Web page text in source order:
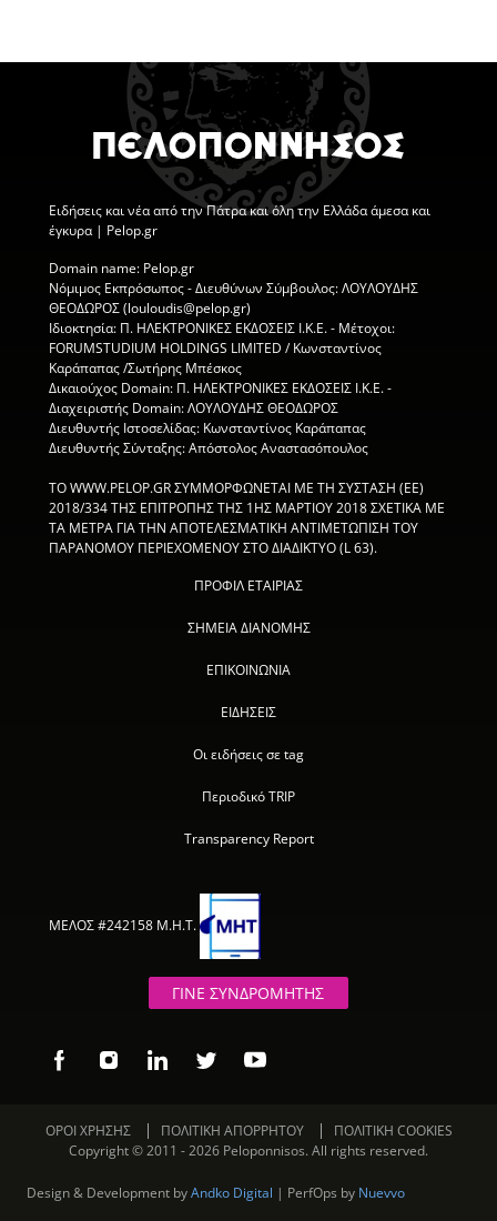
Ειδήσεις και νέα από τηνΠάτρακαι όλη την Ελλάδα άμεσα και
έγκυρα | Pelop.gr
Domain name: Pelop.gr
Νόμιμος Εκπρόσωπος - Διευθύνων Σύμβουλος: ΛΟΥΛΟΥΔΗΣ
ΘΕΟΔΩΡΟΣ (louloudis@pelop.gr)
Ιδιοκτησία: Π. ΗΛΕΚΤΡΟΝΙΚΕΣ ΕΚΔΟΣΕΙΣ Ι.Κ.Ε. - Μέτοχοι:
FORUMSTUDIUM HOLDINGS LIMITED / Κωνσταντίνος
Καράπαπας /Σωτήρης Μπέσκος
Δικαιούχος Domain: Π. ΗΛΕΚΤΡΟΝΙΚΕΣ ΕΚΔΟΣΕΙΣ Ι.Κ.Ε. -
Διαχειριστής Domain: ΛΟΥΛΟΥΔΗΣ ΘΕΟΔΩΡΟΣ
Διευθυντής Ιστοσελίδας: Κωνσταντίνος Καράπαπας
Διευθυντής Σύνταξης: Απόστολος Αναστασόπουλος
ΤΟ WWW.PELOP.GR ΣΥΜΜΟΡΦΩΝΕΤΑΙ ΜΕ ΤΗ ΣΥΣΤΑΣΗ (ΕΕ)
2018/334 ΤΗΣ ΕΠΙΤΡΟΠΗΣ ΤΗΣ 1ΗΣ ΜΑΡΤΙΟΥ 2018 ΣΧΕΤΙΚΑ ΜΕ
ΤΑ ΜΕΤΡΑ ΓΙΑ ΤΗΝ ΑΠΟΤΕΛΕΣΜΑΤΙΚΗ ΑΝΤΙΜΕΤΩΠΙΣΗ ΤΟΥ
ΠΑΡΑΝΟΜΟΥ ΠΕΡΙΕΧΟΜΕΝΟΥ ΣΤΟ ΔΙΑΔΙΚΤΥΟ (L 63).
ΠΡΟΦΙΛ ΕΤΑΙΡΙΑΣ
ΣΗΜΕΙΑ ΔΙΑΝΟΜΗΣ
ΕΠΙΚΟΙΝΩΝΙΑ
ΕΙΔΗΣΕΙΣ
Οι ειδήσεις σε tag
Περιοδικό TRIP
Transparency Report
ΓΙΝΕ ΣΥΝΔΡΟΜΗΤΗΣ
ΜΕΛΟΣ #242158 Μ.Η.Τ.
ΟΡΟΙ ΧΡΗΣΗΣ ΠΟΛΙΤΙΚΗ ΑΠΟΡΡΗΤΟΥ
ΠΟΛΙΤΙΚΗ COOKIES
Copyright © 2011 - 2026 Peloponnisos. All rights reserved.
Design & Development byAndko Digital | PerfOps by Nuevvo